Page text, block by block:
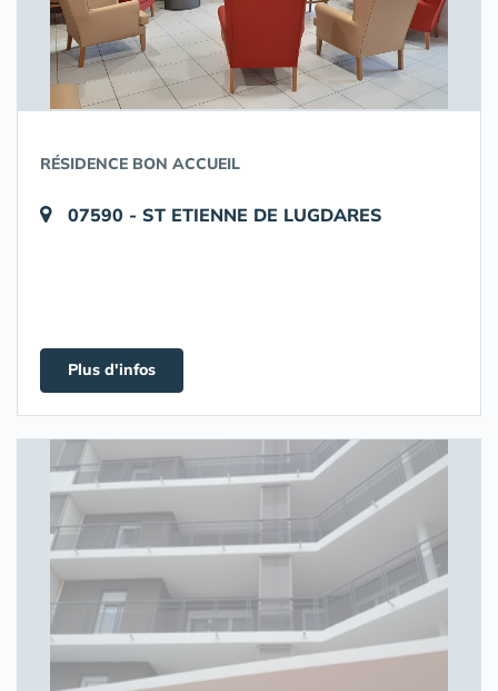
RÉSIDENCE BON ACCUEIL
07590 - ST ETIENNE DE LUGDARES
Plus d'infos